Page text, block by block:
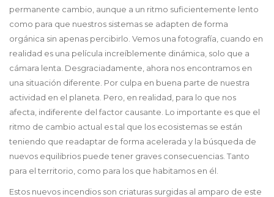
permanente cambio, aunque a un ritmo suficientemente lento
como para que nuestros sistemas se adapten de forma
orgánica sin apenas percibirlo. Vemos una fotografía, cuando en
realidad es una película increíblemente dinámica, solo que a
cámara lenta. Desgraciadamente, ahora nos encontramos en
una situación diferente. Por culpa en buena parte de nuestra
actividad en el planeta. Pero, en realidad, para lo que nos
afecta, indiferente del factor causante. Lo importante es que el
ritmo de cambio actual es tal que los ecosistemas se están
teniendo que readaptar de forma acelerada y la búsqueda de
nuevos equilibrios puede tener graves consecuencias. Tanto
para el territorio, como para los que habitamos en él.
Estos nuevos incendios son criaturas surgidas al amparo de este